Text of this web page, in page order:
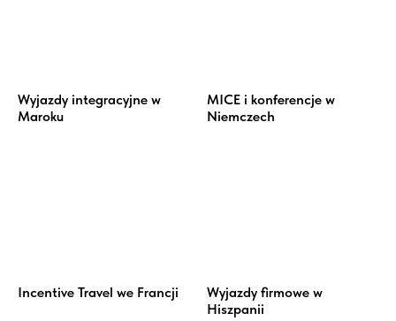
Wyjazdy integracyjne w
Maroku
MICE i konferencje w
Niemczech
Incentive Travel we Francji
Wyjazdy firmowe w
Hiszpanii